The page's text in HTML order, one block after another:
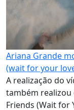
Ariana Grande
(wait for your
A realização do
também realizou
Friends (Wait for